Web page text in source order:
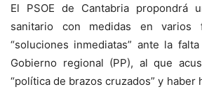
El PSOE de Cantabria propondrá
sanitario con medidas en varios
“soluciones inmediatas” ante la
Gobierno regional (PP), al que
“política de brazos cruzados” y haber